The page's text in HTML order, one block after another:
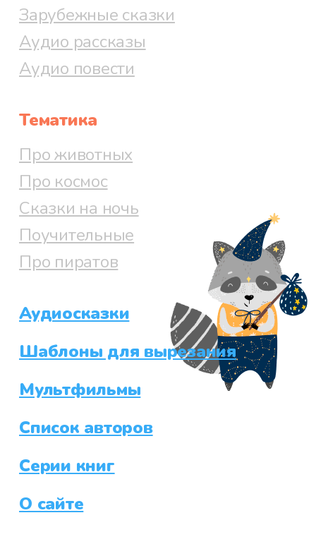
Зарубежные сказки
Аудио рассказы
Аудио повести
Тематика
Про животных
Про космос
Сказки на ночь
Поучительные
Про пиратов
Аудиосказки
Шаблоны для вырезания
Мультфильмы
Список авторов
Серии книг
О сайте